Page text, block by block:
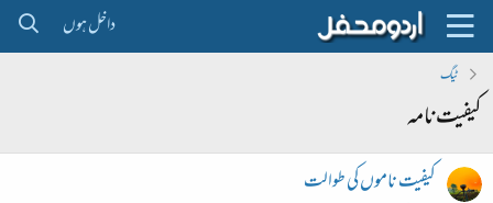
داخل ہوں
ٹیگ
کیفیت نامہ
کیفیت ناموں کی طوالت